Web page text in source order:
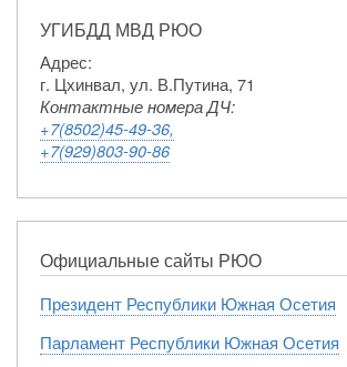
УГИБДД МВД РЮО
Адрес:
г. Цхинвал, ул. В.Путина, 71
Контактные номера ДЧ:
+7(8502)45-49-36,
+7(929)803-90-86
Официальные сайты РЮО
Президент Республики Южная Осетия
Парламент Республики Южная Осетия